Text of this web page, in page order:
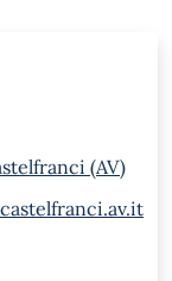
(AV)